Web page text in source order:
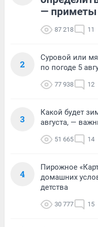
— приметы
87 218 11
2
Суровой или
по погоде 5
77 938 12
3
Какой будет
августа, —
51 665 14
4
Пирожное
домашних
детства
30 777 15